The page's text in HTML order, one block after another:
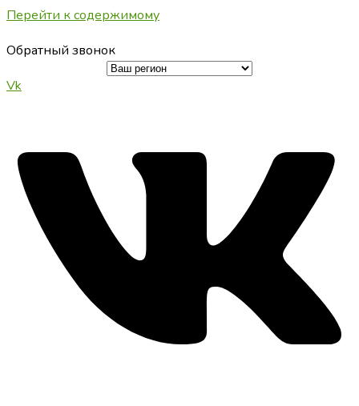
Перейти к содержимому
Обратный звонок
Vk